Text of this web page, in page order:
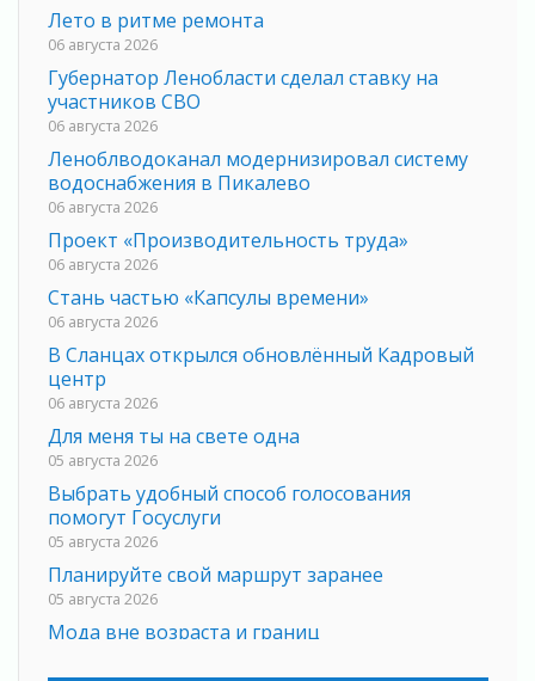
Лето в ритме ремонта
06 августа 2026
Губернатор Ленобласти сделал ставку на
участников СВО
06 августа 2026
Леноблводоканал модернизировал систему
водоснабжения в Пикалево
06 августа 2026
Проект «Производительность труда»
06 августа 2026
Стань частью «Капсулы времени»
06 августа 2026
В Сланцах открылся обновлённый Кадровый
центр
06 августа 2026
Для меня ты на свете одна
05 августа 2026
Выбрать удобный способ голосования
помогут Госуслуги
05 августа 2026
Планируйте свой маршрут заранее
05 августа 2026
Мода вне возраста и границ